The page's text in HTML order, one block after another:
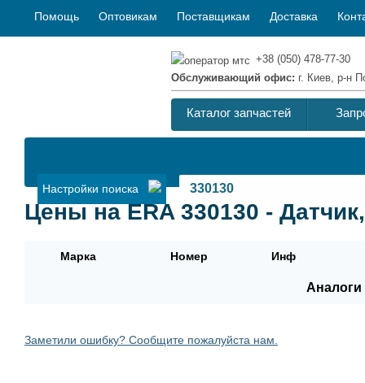
Помощь Оптовикам Поставщикам Доставка
+38 (050) 478-77-30
Обслуживающий офис: г. Киев, р-н
Каталог запчастей
Настройки поиска
Цены на ERA 330130 -
Марка Номер Инф
Аналоги
Заметили ошибку? Сообщите пожалуйста нам.